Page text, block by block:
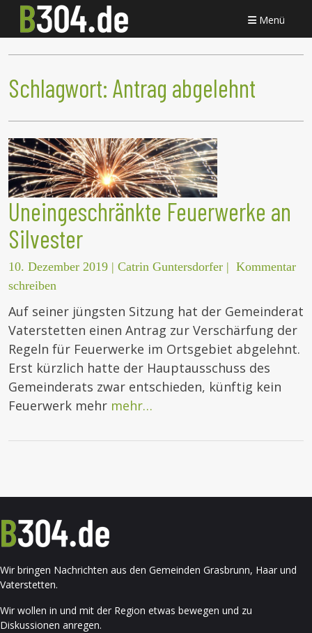
Menü
Schlagwort: Antrag abgelehnt
Uneingeschränkte Feuerwerke an
Silvester
10. Dezember 2019 | Catrin Guntersdorfer | Kommentar
schreiben
Auf seiner jüngsten Sitzung hat der Gemeinderat
Vaterstetten einen Antrag zur Verschärfung der
Regeln für Feuerwerke im Ortsgebiet abgelehnt.
Erst kürzlich hatte der Hauptausschuss des
Gemeinderats zwar entschieden, künftig kein
Feuerwerk mehr mehr…
Wir bringen Nachrichten aus den Gemeinden Grasbrunn, Haar und
Vaterstetten.
Wir wollen in und mit der Region etwas bewegen und zu
Diskussionen anregen.